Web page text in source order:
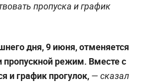
пропуска и график
дня, 9 июня, отменяется
пропускной режим. Вместе с
и график прогулок,— сказал